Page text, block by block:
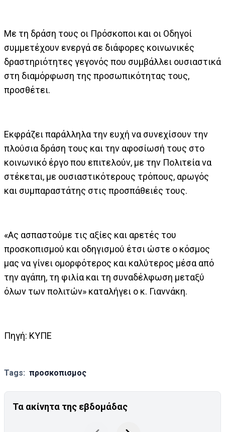
Με τη δράση τους οι Πρόσκοποι και οι Οδηγοί
συμμετέχουν ενεργά σε διάφορες κοινωνικές
δραστηριότητες γεγονός που συμβάλλει ουσιαστικά
στη διαμόρφωση της προσωπικότητας τους,
προσθέτει.
Εκφράζει παράλληλα την ευχή να συνεχίσουν την
πλούσια δράση τους και την αφοσίωσή τους στο
κοινωνικό έργο που επιτελούν, με την Πολιτεία να
στέκεται, με ουσιαστικότερους τρόπους, αρωγός
και συμπαραστάτης στις προσπάθειές τους.
«Ας ασπαστούμε τις αξίες και αρετές του
προσκοπισμού και οδηγισμού έτσι ώστε ο κόσμος
μας να γίνει ομορφότερος και καλύτερος μέσα από
την αγάπη, τη φιλία και τη συναδέλφωση μεταξύ
όλων των πολιτών» καταλήγει ο κ. Γιαννάκη.
Πηγή: ΚΥΠΕ
Tags: προσκοπισμος
Τα ακίνητα της εβδομάδας